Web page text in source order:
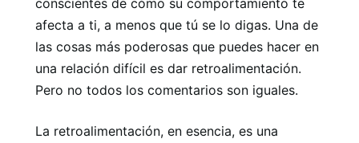
afecta a ti, a menos que tú se lo digas. Una de
las cosas más poderosas que puedes hacer en
una relación difícil es dar retroalimentación.
Pero no todos los comentarios son iguales.
La retroalimentación, en esencia, es una